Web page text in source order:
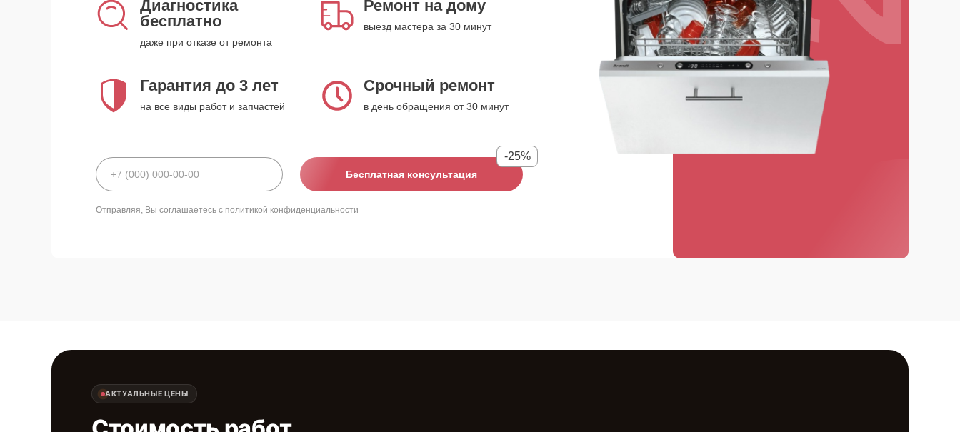
Диагностика
бесплатно
даже при отказе от ремонта
Ремонт на дому
выезд мастера за 30 минут
Гарантия до 3 лет
на все виды работ и запчастей
Срочный ремонт
в день обращения от 30 минут
Бесплатная консультация
-25%
Отправляя, Вы соглашаетесь с политикой конфиденциальности
АКТУАЛЬНЫЕ ЦЕНЫ